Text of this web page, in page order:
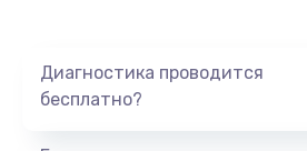
Диагностика проводится
бесплатно?